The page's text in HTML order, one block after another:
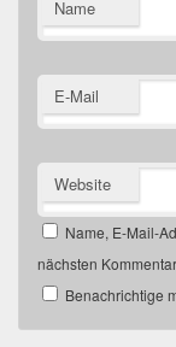
Name
E-Mail
Website
Name, E-Mail-
nächsten
Benachrichtige